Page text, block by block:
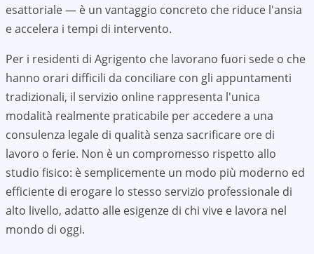
esattoriale — è un vantaggio concreto che riduce l'ansia
e accelera i tempi di intervento.
Per i residenti di Agrigento che lavorano fuori sede o che
hanno orari difficili da conciliare con gli appuntamenti
tradizionali, il servizio online rappresenta l'unica
modalità realmente praticabile per accedere a una
consulenza legale di qualità senza sacrificare ore di
lavoro o ferie. Non è un compromesso rispetto allo
studio fisico: è semplicemente un modo più moderno ed
efficiente di erogare lo stesso servizio professionale di
alto livello, adatto alle esigenze di chi vive e lavora nel
mondo di oggi.